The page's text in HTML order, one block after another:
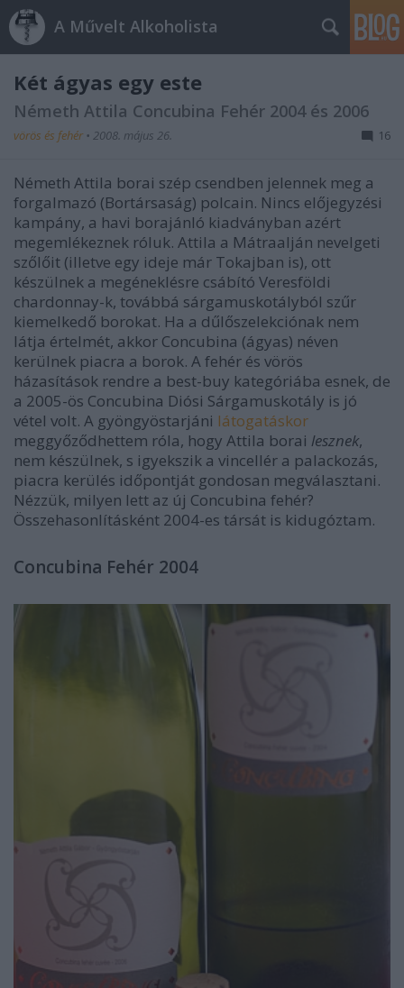
A Művelt Alkoholista
Két ágyas egy este
Németh Attila Concubina Fehér 2004 és 2006
vörös és fehér • 2008. május 26. 16
Németh Attila borai szép csendben jelennek meg a
forgalmazó (Bortársaság) polcain. Nincs előjegyzési
kampány, a havi borajánló kiadványban azért
megemlékeznek róluk. Attila a Mátraalján nevelgeti
szőlőit (illetve egy ideje már Tokajban is), ott
készülnek a megéneklésre csábító Veresföldi
chardonnay-k, továbbá sárgamuskotályból szűr
kiemelkedő borokat. Ha a dűlőszelekciónak nem
látja értelmét, akkor Concubina (ágyas) néven
kerülnek piacra a borok. A fehér és vörös
házasítások rendre a best-buy kategóriába esnek, de
a 2005-ös Concubina Diósi Sárgamuskotály is jó
vétel volt. A gyöngyöstarjáni látogatáskor
meggyőződhettem róla, hogy Attila borai lesznek,
nem készülnek, s igyekszik a vincellér a palackozás,
piacra kerülés időpontját gondosan megválasztani.
Nézzük, milyen lett az új Concubina fehér?
Összehasonlításként 2004-es társát is kidugóztam.
Concubina Fehér 2004